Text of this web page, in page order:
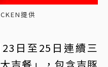
提供
日至25日連續三
吉餐」，包含吉豚